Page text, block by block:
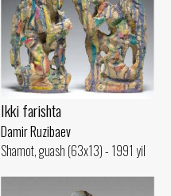
Ikki farishta
Damir Ruzibaev
Shamot, guash (63x13) - 1991 yil